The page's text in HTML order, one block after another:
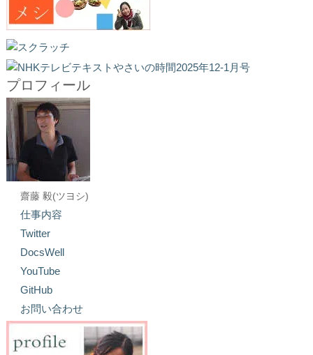
プロフィール
齋藤 毅(ツヨシ)
仕事内容
Twitter
DocsWell
YouTube
GitHub
お問い合わせ